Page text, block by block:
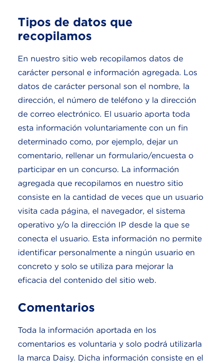
Tipos de datos que
recopilamos
En nuestro sitio web recopilamos datos de
carácter personal e información agregada. Los
datos de carácter personal son el nombre, la
dirección, el número de teléfono y la dirección
de correo electrónico. El usuario aporta toda
esta información voluntariamente con un fin
determinado como, por ejemplo, dejar un
comentario, rellenar un formulario/encuesta o
participar en un concurso. La información
agregada que recopilamos en nuestro sitio
consiste en la cantidad de veces que un usuario
visita cada página, el navegador, el sistema
operativo y/o la dirección IP desde la que se
conecta el usuario. Esta información no permite
identificar personalmente a ningún usuario en
concreto y solo se utiliza para mejorar la
eficacia del contenido del sitio web.
Comentarios
Toda la información aportada en los
comentarios es voluntaria y solo podrá utilizarla
la marca Daisy. Dicha información consiste en el